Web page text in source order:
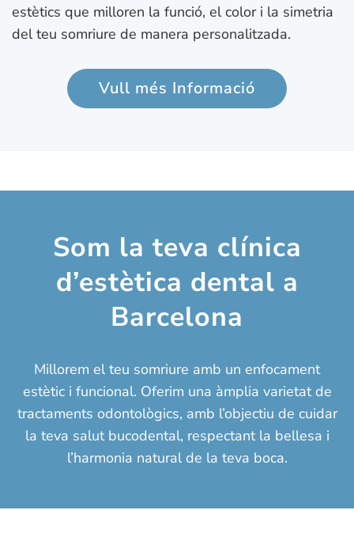
estètics que milloren la funció, el color i la simetria
del teu somriure de manera personalitzada.
Vull més Informació
Som la teva clínica
d’estètica dental a
Barcelona
Millorem el teu somriure amb un enfocament
estètic i funcional. Oferim una àmplia varietat de
tractaments odontològics, amb l’objectiu de cuidar
la teva salut bucodental, respectant la bellesa i
l’harmonia natural de la teva boca.